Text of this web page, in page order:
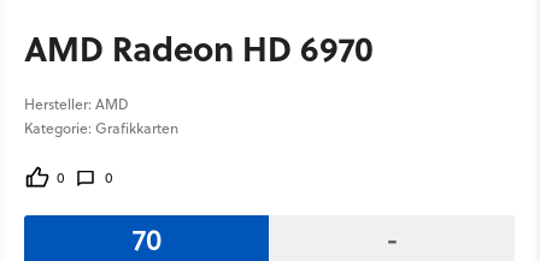
AMD Radeon HD 6970
Hersteller: AMD
Kategorie: Grafikkarten
0 0
70 -